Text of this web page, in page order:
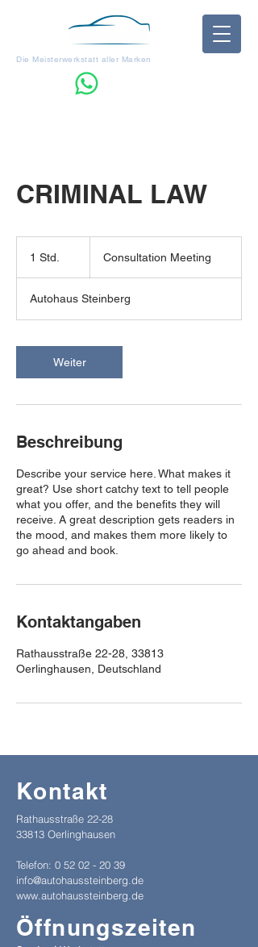
Die Meisterwerkstatt aller Marken
CRIMINAL LAW
1 Std.
d
Consultation Meeting
Autohaus Steinberg
Weiter
Beschreibung
Describe your service here. What makes it
great? Use short catchy text to tell people
what you offer, and the benefits they will
receive. A great description gets readers in
the mood, and makes them more likely to
go ahead and book.
Kontaktangaben
Rathausstraße 22-28, 33813
Oerlinghausen, Deutschland
Kontakt
Rathausstraße 22-28
33813 Oerlinghausen
Telefon: 0 52 02 - 20 39
info@autohaussteinberg.de
www.autohaussteinberg.de
Öffnungszeiten